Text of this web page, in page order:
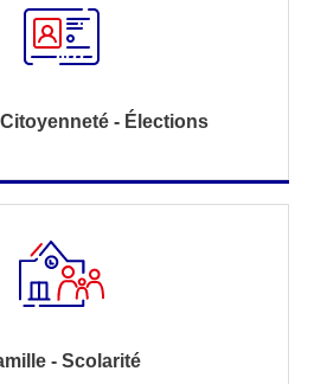
- Élections
- Scolarité